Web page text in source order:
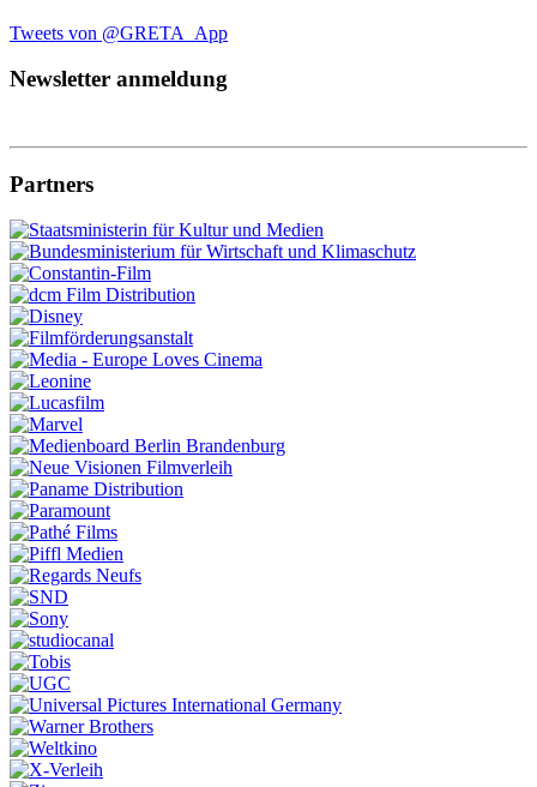
Tweets von @GRETA_App
Newsletter anmeldung
Partners